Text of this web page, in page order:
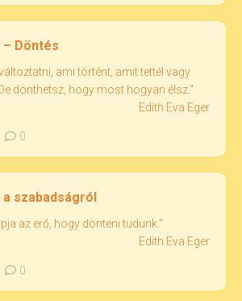
– Döntés
ami történt, amit tettél vagy
dönthetsz, hogy most hogyan élsz."
Edith Eva Eger
0
a szabadságról
az erő, hogy dönteni tudunk."
Edith Eva Eger
0